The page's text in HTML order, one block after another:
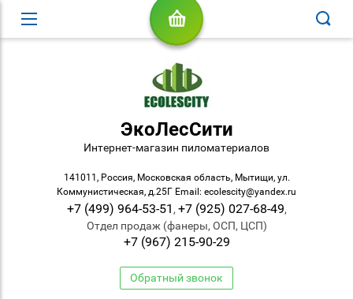
ЭкоЛесСити
Интернет-магазин пиломатериалов
141011, Россия, Московская область, Мытищи, ул.
Коммунистическая, д.25Г Email: ecolescity@yandex.ru
+7 (499) 964-53-51 , +7 (925) 027-68-49,
Отдел продаж (фанеры, ОСП, ЦСП)
+7 (967) 215-90-29
Обратный звонок